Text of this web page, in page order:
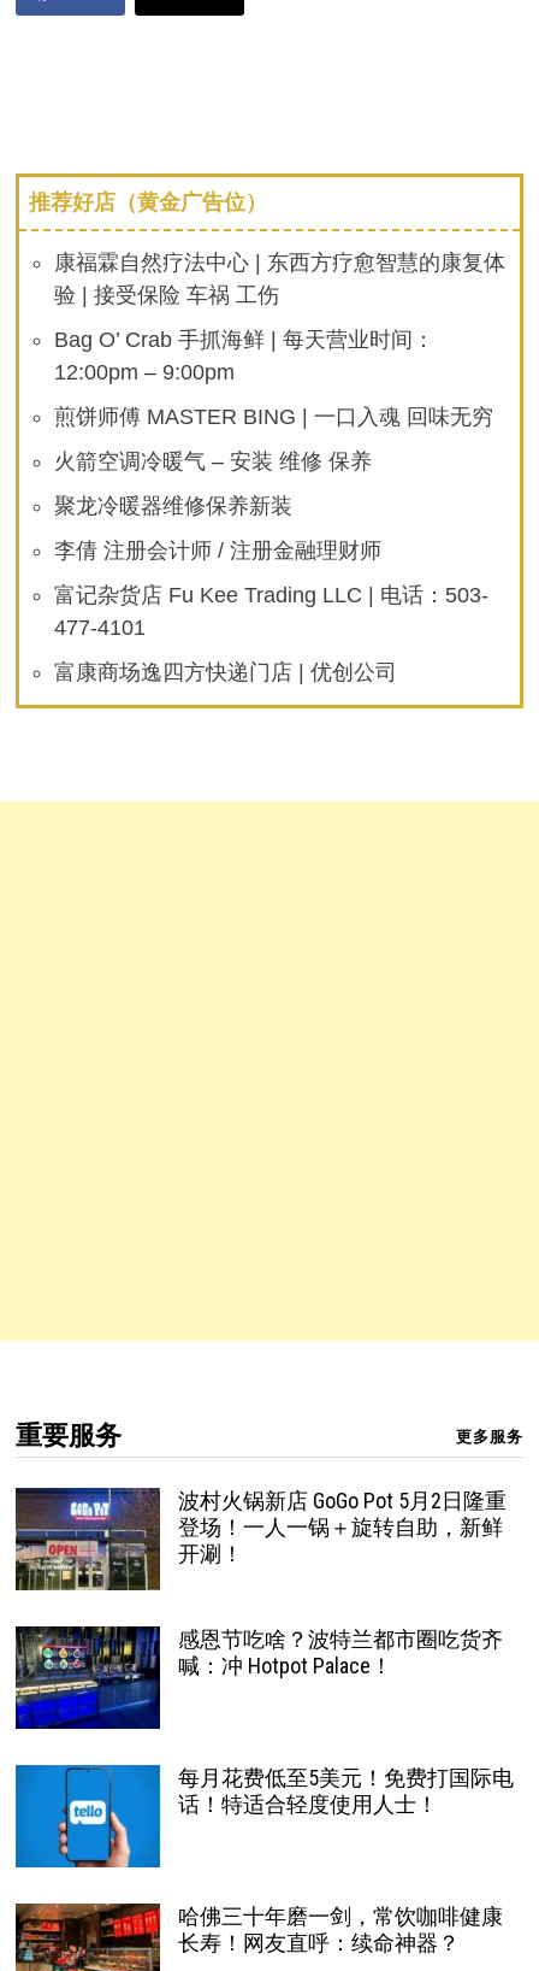
推荐好店（黄金广告位）
康福霖自然疗法中心 | 东西方疗愈智慧的康复体
验 | 接受保险 车祸 工伤
Bag O’ Crab 手抓海鲜 | 每天营业时间：
12:00pm – 9:00pm
煎饼师傅 MASTER BING | 一口入魂 回味无穷
火箭空调冷暖气 – 安装 维修 保养
聚龙冷暖器维修保养新装
李倩 注册会计师 / 注册金融理财师
富记杂货店 Fu Kee Trading LLC | 电话：503-
477-4101
富康商场逸四方快递门店 | 优创公司
重要服务 更多服务
波村火锅新店 GoGo Pot 5月2日隆重
登场！一人一锅＋旋转自助，新鲜
开涮！
感恩节吃啥？波特兰都市圈吃货齐
喊：冲 Hotpot Palace！
每月花费低至5美元！免费打国际电
话！特适合轻度使用人士！
哈佛三十年磨一剑，常饮咖啡健康
长寿！网友直呼：续命神器？